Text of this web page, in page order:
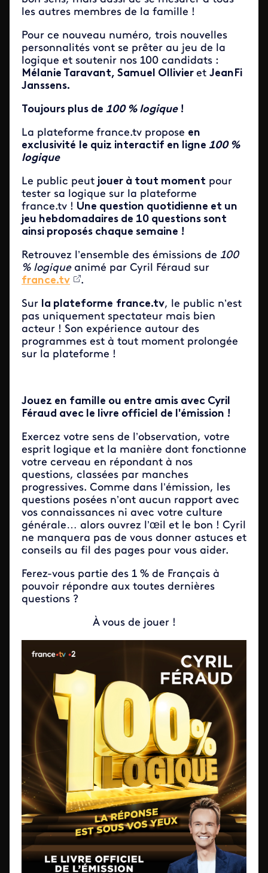
les autres membres de la famille !
Pour ce nouveau numéro, trois nouvelles
personnalités vont se prêter au jeu de la
logique et soutenir nos 100 candidats :
Mélanie Taravant, Samuel Ollivier et JeanFi
Janssens.
Toujours plus de 100 % logique !
La plateforme france.tv propose en
exclusivité le quiz interactif en ligne 100 %
logique
Le public peut jouer à tout moment pour
tester sa logique sur la plateforme
france.tv ! Une question quotidienne et un
jeu hebdomadaires de 10 questions sont
ainsi proposés chaque semaine !
Retrouvez l’ensemble des émissions de 100
% logiqueanimé par Cyril Féraud sur
france.tv
.
Sur la plateforme france.tv, le public n’est
pas uniquement spectateur mais bien
acteur ! Son expérience autour des
programmes est à tout moment prolongée
sur la plateforme !
Jouez en famille ou entre amis avec Cyril
Féraud avec le livre officiel de l'émission !
Exercez votre sens de l’observation, votre
esprit logique et la manière dont fonctionne
votre cerveau en répondant à nos
questions, classées par manches
progressives. Comme dans l’émission, les
questions posées n’ont aucun rapport avec
vos connaissances ni avec votre culture
générale… alors ouvrez l’œil et le bon ! Cyril
ne manquera pas de vous donner astuces et
conseils au fil des pages pour vous aider.
Ferez-vous partie des 1 % de Français à
pouvoir répondre aux toutes dernières
questions ?
À vous de jouer !